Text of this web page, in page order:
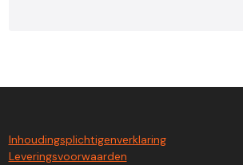
Inhoudingsplichtigenverklaring
Leveringsvoorwaarden